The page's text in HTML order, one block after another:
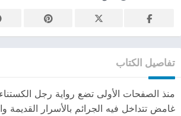
تفاصيل الكتاب
منذ الصفحات الأولى تضع رواية رجل
غامض تتداخل فيه الجرائم بالأسرار القديمة